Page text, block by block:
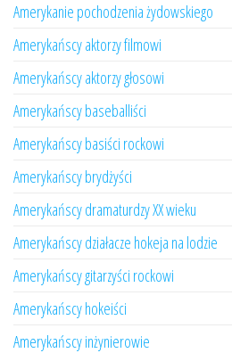
Amerykanie pochodzenia żydowskiego
Amerykańscy aktorzy filmowi
Amerykańscy aktorzy głosowi
Amerykańscy baseballiści
Amerykańscy basiści rockowi
Amerykańscy brydżyści
Amerykańscy dramaturdzy XX wieku
Amerykańscy działacze hokeja na lodzie
Amerykańscy gitarzyści rockowi
Amerykańscy hokeiści
Amerykańscy inżynierowie